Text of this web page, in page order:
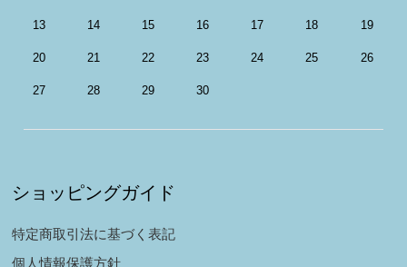
13 14 15 16 17 18 19
20 21 22 23 24 25 26
27 28 29 30
ショッピングガイド
特定商取引法に基づく表記
個人情報保護方針